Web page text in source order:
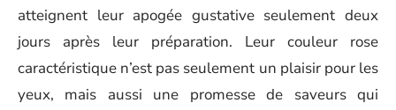
atteignent leur apogée gustative seulement deux
jours après leur préparation. Leur couleur rose
caractéristique n’est pas seulement un plaisir pour les
yeux, mais aussi une promesse de saveurs qui